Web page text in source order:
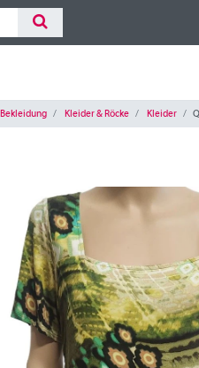
Bekleidung Kleider & Röcke Kleider